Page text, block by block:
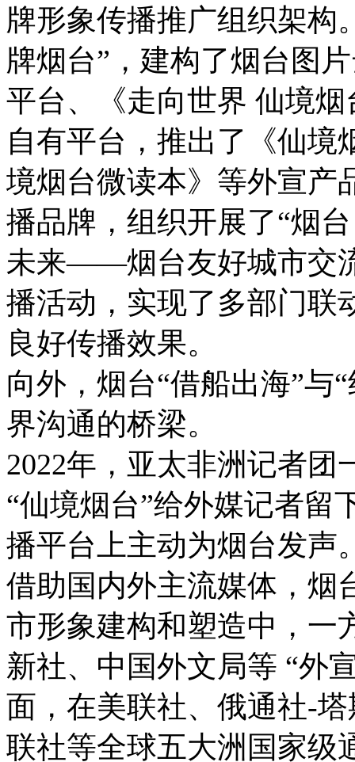
牌形象传播推广组织架构
牌烟台”，建构了烟台图
平台、《走向世界 仙境
自有平台，推出了《仙境
境烟台微读本》等外宣产
播品牌，组织开展了“烟
未来——烟台友好城市交
播活动，实现了多部门联
良好传播效果。
向外，烟台“借船出海”与
界沟通的桥梁。
2022年，亚太非洲记者团
“仙境烟台”给外媒记者留
播平台上主动为烟台发声
借助国内外主流媒体，烟
市形象建构和塑造中，一
新社、中国外文局等 “外
面，在美联社、俄通社-
联社等全球五大洲国家级